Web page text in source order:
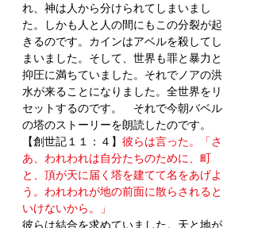
れ、神は人から分けられてしまいまし
た。しかも人と人の間にもこの分裂が起
きるのです。カインはアベルを殺してし
まいました。そして、世界も罪と暴力と
抑圧に満ちていました。それでノアの洪
水が来ることになりました。全世界をリ
セットするのです。　それで今朝バベル
の塔のストーリーを朗読したのです。
【創世記１１：４】 彼らは言った。「さ
あ、われわれは自分たちのために、町
と、頂が天に届く塔を建てて名をあげよ
う。われわれが地の前面に散らされると
いけないから。」
彼らは結合を求めていました。天と地が